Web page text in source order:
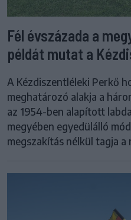
Fél évszázada a
példát mutat a
A Kézdiszentléleki Perkő
meghatározó alakja a
az 1954-ben alapított
megyében egyedülálló
megszakítás nélkül tagja a